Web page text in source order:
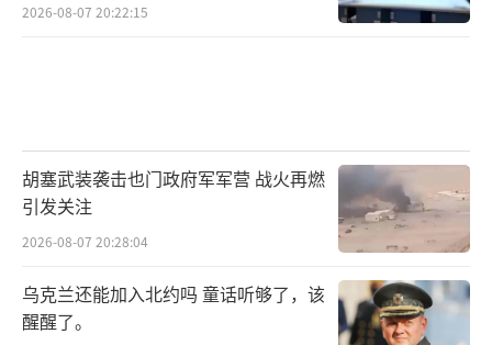
2026-08-07 20:22:15
胡塞武装袭击也门政府军军营 战火再燃
引发关注
2026-08-07 20:28:04
乌克兰还能加入北约吗 童话听够了，该
醒醒了。